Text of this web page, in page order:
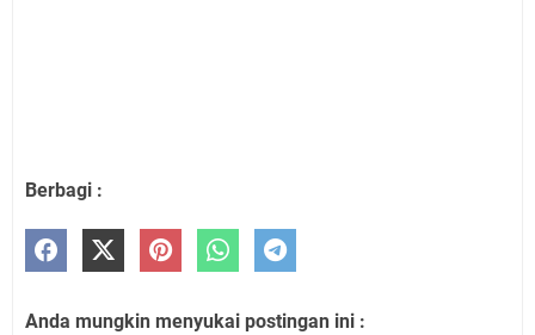
Berbagi :
Anda mungkin menyukai postingan ini :